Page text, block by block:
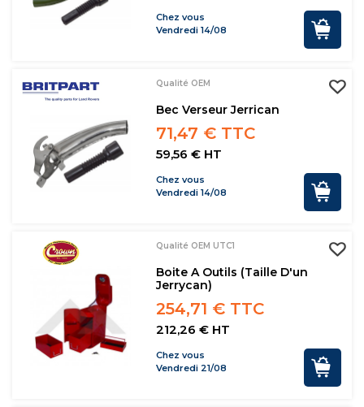
Chez vous
Vendredi 14/08
Qualité OEM
Bec Verseur Jerrican
71,47 € TTC
59,56 € HT
Chez vous
Vendredi 14/08
Qualité OEM UTC1
Boite A Outils (taille D'un
Jerrycan)
254,71 € TTC
212,26 € HT
Chez vous
Vendredi 21/08